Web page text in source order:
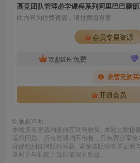
此内容为付费资源，请付费后查看
会员专属资源
联盟组长 免费
您暂无购
开通会员
© 版权声明
本站所有资源均来自互联网收集, 本站大数据
版权问题。所有资源均不出售，只免费分享
容侵犯到任何版权问题, 请发送版权相关证明
及时予与删除并致以最深的歉意。